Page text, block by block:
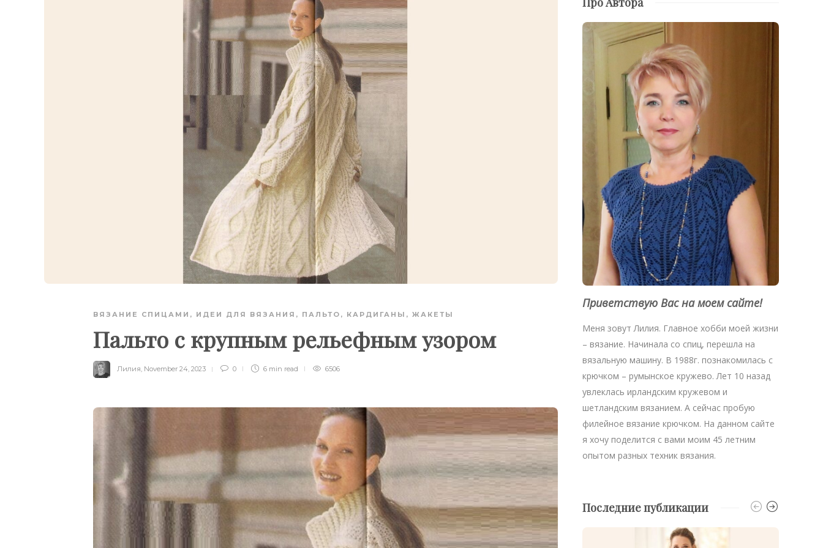
ВЯЗАНИЕ СПИЦАМИ , ИДЕИ ДЛЯ ВЯЗАНИЯ , ПАЛЬТО, КАРДИГАНЫ, ЖАКЕТЫ
Пальто с крупным рельефным узором
Лилия, November 24, 2023 0 6 min read 6506
Приветствую Вас на моем сайте!
Меня зовут Лилия. Главное хобби моей жизни
– вязание. Начинала со спиц, перешла на
вязальную машину. В 1988г. познакомилась с
крючком – румынское кружево. Лет 10 назад
увлеклась ирландским кружевом и
шетландским вязанием. А сейчас пробую
филейное вязание крючком. На данном сайте
я хочу поделится с вами моим 45 летним
опытом разных техник вязания.
Последние публикации